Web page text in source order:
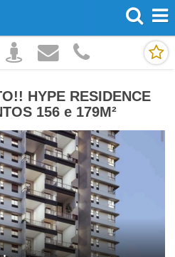
HYPE RESIDENCE
156 e 179M²